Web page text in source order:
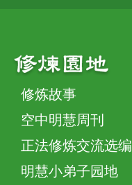
修炼故事
空中明慧周刊
正法修炼交流选编
明慧小弟子园地